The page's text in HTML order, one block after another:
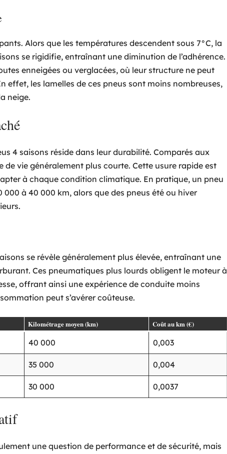
Alors que les températures descendent sous 7°C, la
se rigidifie, entraînant une diminution de l’adhérence.
enneigées ou verglacées, où leur structure ne peut
effet, les lamelles de ces pneus sont moins nombreuses,
neige.
4 saisons réside dans leur durabilité. Comparés aux
de vie généralement plus courte. Cette usure rapide est
à chaque condition climatique. En pratique, un pneu
à 40 000 km, alors que des pneus été ou hiver
se révèle généralement plus élevée, entraînant une
Ces pneumatiques plus lourds obligent le moteur à
offrant ainsi une expérience de conduite moins
peut s’avérer coûteuse.
Kilométrage moyen (km) Coût au km (€)
40 000 0,003
35 000 0,004
30 000 0,0037
une question de performance et de sécurité, mais